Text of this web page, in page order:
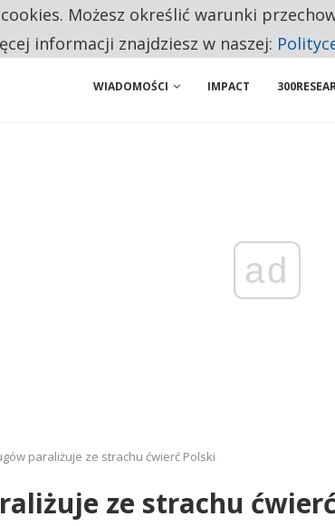
PRZEMYSŁ. NA LIŚCIE SĄ DWA PODMIOTY Z
WIADOMOŚCI IMPACT
ad
paraliżuje ze strachu ćwierć Polski
ze strachu
Możesz określić warunki
informacji znajdziesz w naszej: